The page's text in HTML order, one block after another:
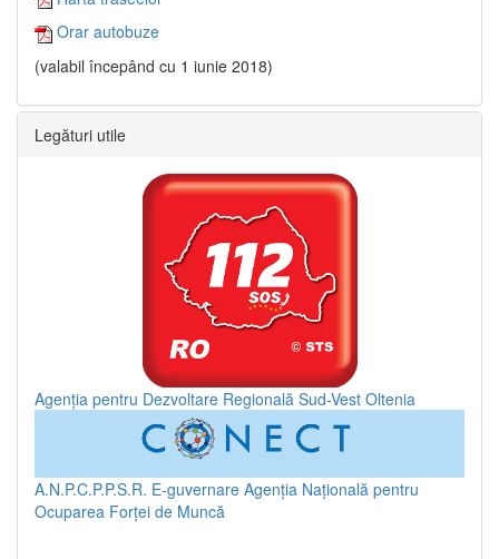
Orar autobuze
(valabil începând cu 1 iunie 2018)
Legături utile
Agenția pentru Dezvoltare Regională Sud-Vest Oltenia
A.N.P.C.P.P.S.R. E-guvernare Agenția Națională pentru
Ocuparea Forței de Muncă